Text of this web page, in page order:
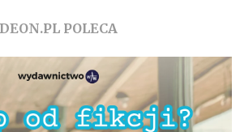
DEON.PL POLECA